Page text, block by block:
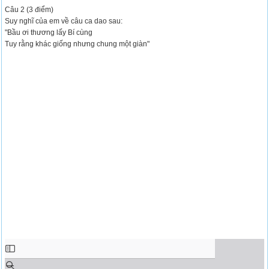
Câu 2 (3 điểm)
Suy nghĩ của em về câu ca dao sau:
"Bầu ơi thương lấy Bí cùng
Tuy rằng khác giống nhưng chung một giàn"